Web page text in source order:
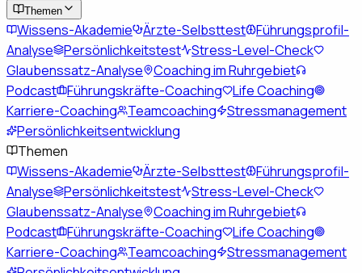
Themen
Wissens-Akademie Ärzte-Selbsttest Führungsprofil-
Analyse
Persönlichkeitstest Stress-Level-Check
Glaubenssatz-Analyse
Coaching im Ruhrgebiet
Podcast Führungskräfte-Coaching
Life Coaching
Karriere-Coaching
Teamcoaching
Stressmanagement
Persönlichkeitsentwicklung
Themen
Wissens-Akademie
Ärzte-Selbsttest Führungsprofil-
Analyse
Persönlichkeitstest Stress-Level-Check
Glaubenssatz-Analyse
Coaching im Ruhrgebiet
Podcast Führungskräfte-Coaching
Life Coaching
Karriere-Coaching
Teamcoaching
Stressmanagement